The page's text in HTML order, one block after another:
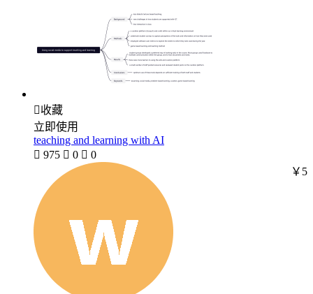
收藏
立即使用
teaching and learning with AI
 975  0  0
￥5